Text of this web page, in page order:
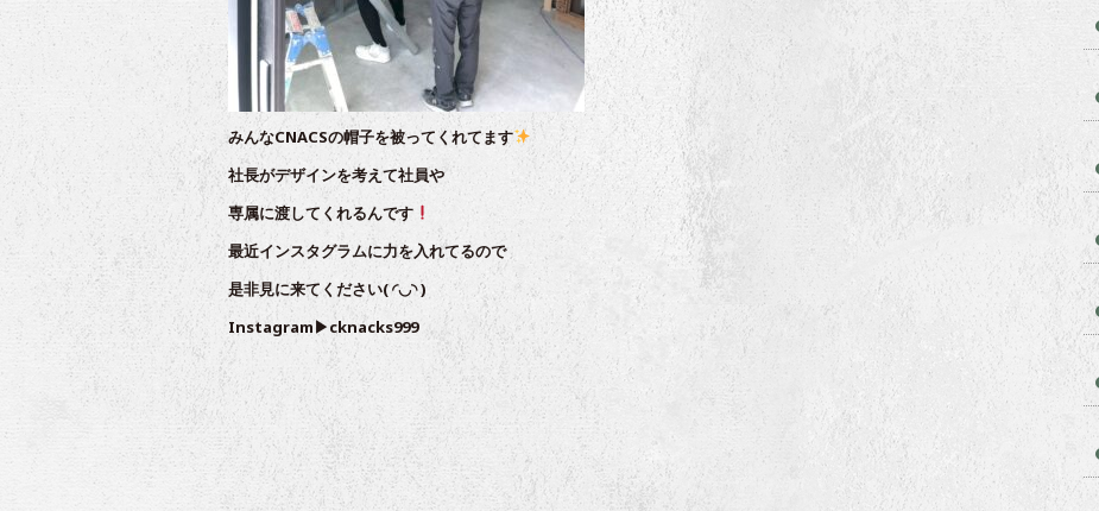
みんなCNACSの帽子を被ってくれてます
社長がデザインを考えて社員や
専属に渡してくれるんです
最近インスタグラムに力を入れてるので
是非見に来てください( ◜︎◡︎◝︎ )
Instagram▶︎cknacks999